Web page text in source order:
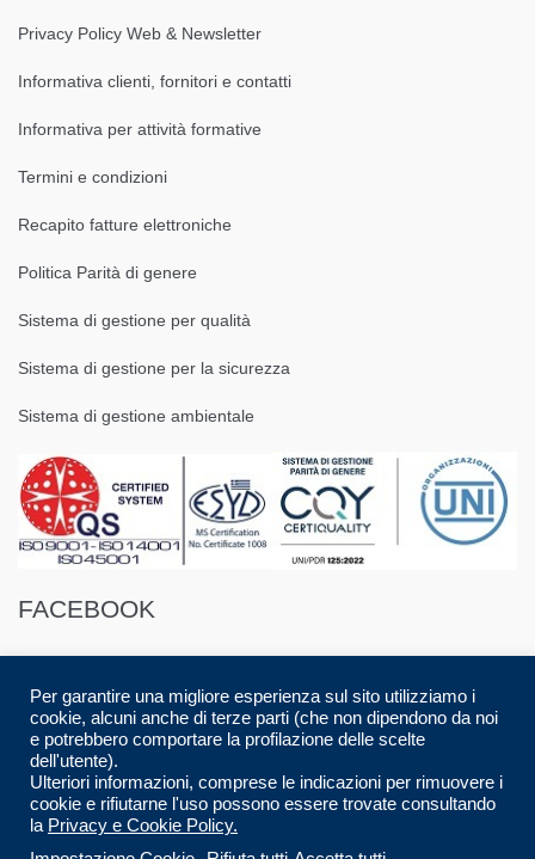
Privacy Policy Web & Newsletter
Informativa clienti, fornitori e contatti
Informativa per attività formative
Termini e condizioni
Recapito fatture elettroniche
Politica Parità di genere
Sistema di gestione per qualità
Sistema di gestione per la sicurezza
Sistema di gestione ambientale
FACEBOOK
© 2016 Spazio88 S.r.l. p.i. 08283280017 | Developed by
Designed by AdContent | All Rights Reserved.
Per garantire una migliore esperienza sul sito utilizziamo i
cookie, alcuni anche di terze parti (che non dipendono da noi
e potrebbero comportare la profilazione delle scelte
dell'utente).
Ulteriori informazioni, comprese le indicazioni per rimuovere i
cookie e rifiutarne l'uso possono essere trovate consultando
la Privacy e Cookie Policy.